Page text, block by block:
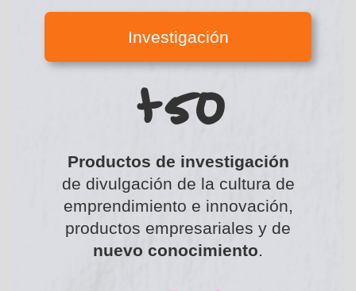
Investigación
+50
Productos de investigación
de divulgación de la cultura de
emprendimiento e innovación,
productos empresariales y de
nuevo conocimiento.